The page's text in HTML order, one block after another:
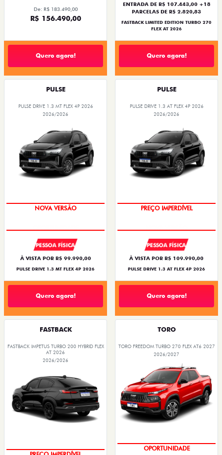
De: R$ 183.490,00
R$ 156.490,00
Quero agora!
ENTRADA DE R$ 107.443,00 +18
PARCELAS DE R$ 2.820,83
FASTBACK LIMITED EDITION TURBO 270
FLEX AT 2026
Quero agora!
PULSE
PULSE DRIVE 1.3 MT FLEX 4P 2026
2026/2026
NOVA VERSÃO
PESSOA FÍSICA
À VISTA POR R$ 99.990,00
PULSE DRIVE 1.3 MT FLEX 4P 2026
Quero agora!
PULSE
PULSE DRIVE 1.3 AT FLEX 4P 2026
2026/2026
PREÇO IMPERDÍVEL
PESSOA FÍSICA
À VISTA POR R$ 109.990,00
PULSE DRIVE 1.3 AT FLEX 4P 2026
Quero agora!
FASTBACK
FASTBACK IMPETUS TURBO 200 HYBRID FLEX
AT 2026
2026/2026
TORO
TORO FREEDOM TURBO 270 FLEX AT6 2027
2026/2027
OPORTUNIDADE